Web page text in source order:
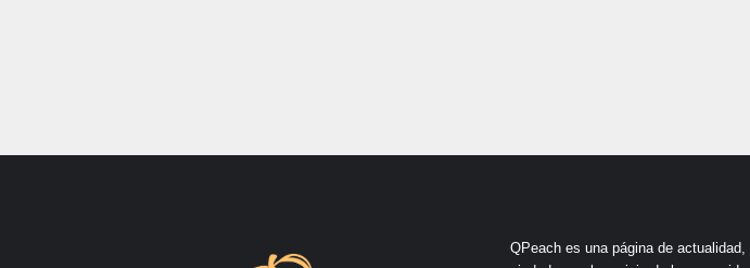
QPeach es una página de